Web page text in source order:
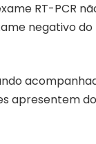
RT-PCR
negativo
apresentem